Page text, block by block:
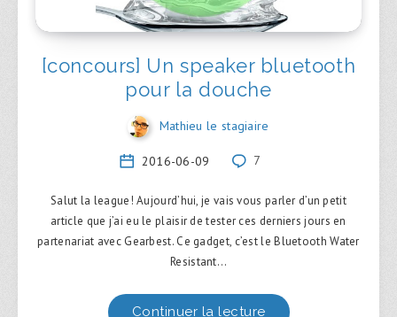
[concours] Un speaker bluetooth
pour la douche
Mathieu le stagiaire
2016-06-09 7
Salut la league! Aujourd’hui, je vais vous parler d’un petit
article que j’ai eu le plaisir de tester ces derniers jours en
partenariat avec Gearbest. Ce gadget, c’est le Bluetooth Water
Resistant…
Continuer la lecture